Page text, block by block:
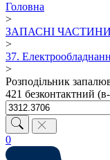
Головна
>
ЗАПАСНІ
>
37.
>
Розподiльник
421 безконтактний
0